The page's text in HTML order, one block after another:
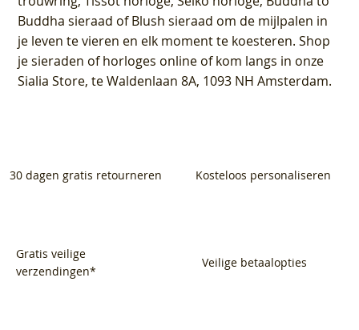
Buddha sieraad of Blush sieraad om de mijlpalen in
je leven te vieren en elk moment te koesteren. Shop
je sieraden of horloges online of kom langs in onze
Sialia Store, te Waldenlaan 8A, 1093 NH Amsterdam.
30 dagen gratis retourneren Kosteloos personaliseren
Gratis veilige
verzendingen*
Veilige betaalopties